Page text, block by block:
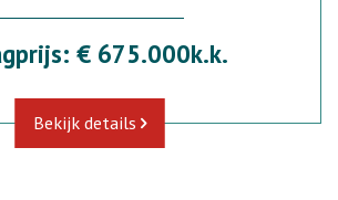
€ 675.000k.k.
Bekijk details